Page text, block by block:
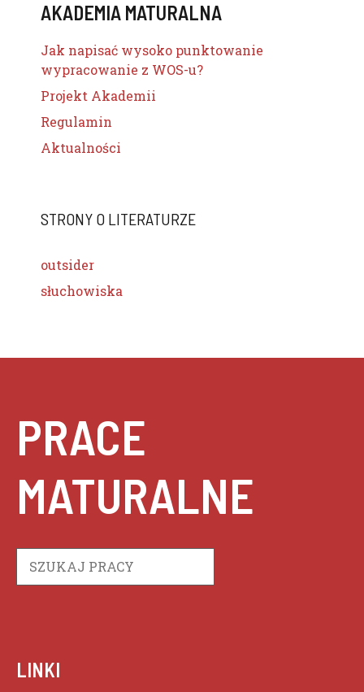
AKADEMIA MATURALNA
Jak napisać wysoko punktowanie
wypracowanie z WOS-u?
Projekt Akademii
Regulamin
Aktualności
STRONY O LITERATURZE
outsider
słuchowiska
PRACE
MATURALNE
LINKI